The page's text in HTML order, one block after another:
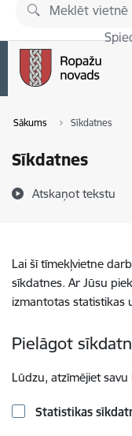
Pāriet uz lapas saturu
Sākums Sīkdatnes
Sīkdatnes
Atskaņot tekstu
Lai šī tīmekļvietne
sīkdatnes. Ar Jūsu
izmantotas statistikas
Pielāgot
Lūdzu, atzīmējiet savu
Statistikas